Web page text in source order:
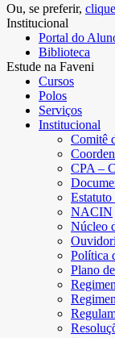
Ou, se preferir,
Institucional
Portal do
Biblioteca
Estude na Faveni
Cursos
Polos
Serviços
Institucional
Comitê
CPA –
NACIN
Núcleo
Política
Plano